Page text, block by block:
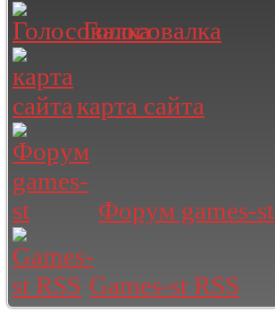
Голосовалка
карта сайта
Форум games-st
Games-st RSS